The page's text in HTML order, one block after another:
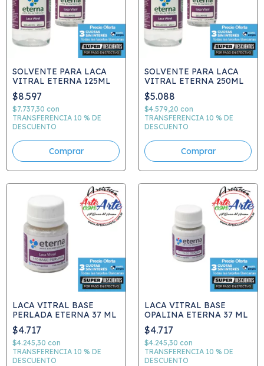
SOLVENTE PARA LACA
VITRAL ETERNA 125ML
$8.597
$7.737,30 con
TRANSFERENCIA 10 % DE
DESCUENTO
Comprar
SOLVENTE PARA LACA
VITRAL ETERNA 250ML
$5.088
$4.579,20 con
TRANSFERENCIA 10 % DE
DESCUENTO
Comprar
LACA VITRAL BASE
PERLADA ETERNA 37 ML
$4.717
$4.245,30 con
TRANSFERENCIA 10 % DE
DESCUENTO
LACA VITRAL BASE
OPALINA ETERNA 37 ML
$4.717
$4.245,30 con
TRANSFERENCIA 10 % DE
DESCUENTO